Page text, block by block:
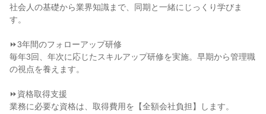
社会人の基礎から業界知識まで、同期と一緒にじっくり学びま
す。
⏩3年間のフォローアップ研修
毎年3回、年次に応じたスキルアップ研修を実施。早期から管理職
の視点を養えます。
⏩資格取得支援
業務に必要な資格は、取得費用を【全額会社負担】します。